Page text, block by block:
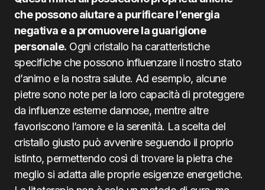
che possono aiutare a purificare l’energia
negativa e a promuovere la guarigione
personale. Ogni cristallo ha caratteristiche
specifiche che possono influenzare il nostro stato
d’animo e la nostra salute. Ad esempio, alcune
pietre sono note per la loro capacità di proteggere
da influenze esterne dannose, mentre altre
favoriscono l’amore e la serenità. La scelta del
cristallo giusto può avvenire seguendo il proprio
istinto, permettendo così di trovare la pietra che
meglio si adatta alle proprie esigenze energetiche.